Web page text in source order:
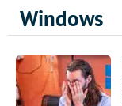
Windows